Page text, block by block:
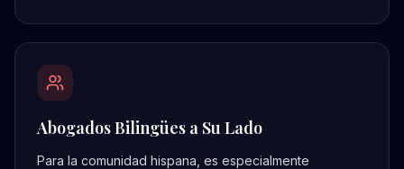
Abogados Bilingües a Su Lado
Para la comunidad hispana, es especialmente